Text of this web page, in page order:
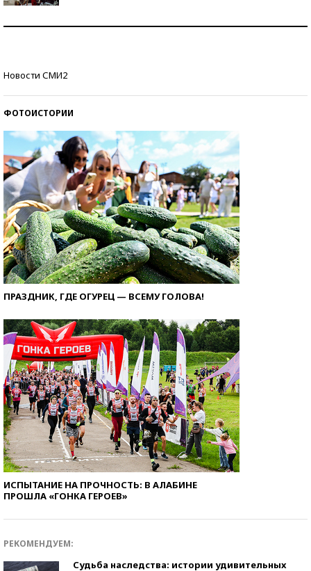
Новости СМИ2
ФОТОИСТОРИИ
ПРАЗДНИК, ГДЕ ОГУРЕЦ — ВСЕМУ ГОЛОВА!
ИСПЫТАНИЕ НА ПРОЧНОСТЬ: В АЛАБИНЕ
ПРОШЛА «ГОНКА ГЕРОЕВ»
РЕКОМЕНДУЕМ:
Судьба наследства: истории удивительных